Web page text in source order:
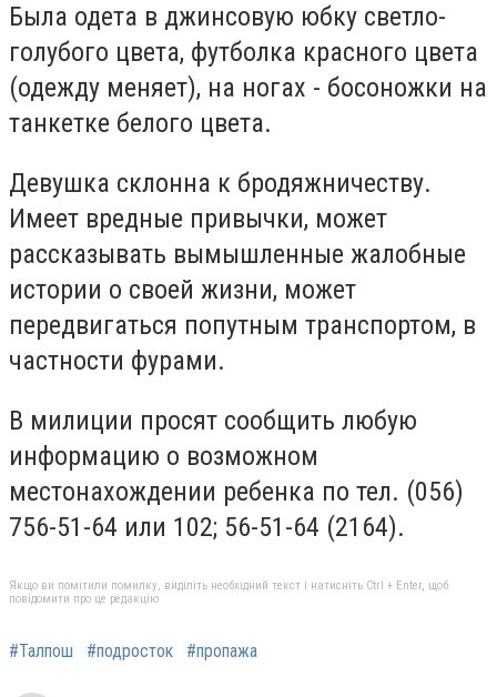
Была одета в джинсовую юбку светло-
голубого цвета, футболка красного цвета
(одежду меняет), на ногах - босоножки на
танкетке белого цвета.
Девушка склонна к бродяжничеству.
Имеет вредные привычки, может
рассказывать вымышленные жалобные
истории о своей жизни, может
передвигаться попутным транспортом, в
частности фурами.
В милиции просят сообщить любую
информацию о возможном
местонахождении ребенка по тел. (056)
756-51-64 или 102; 56-51-64 (2164).
Якщо ви помітили помилку, виділіть необхідний текст і натисніть Ctrl + Enter, щоб
повідомити про це редакцію
#Талпош #подросток #пропажа